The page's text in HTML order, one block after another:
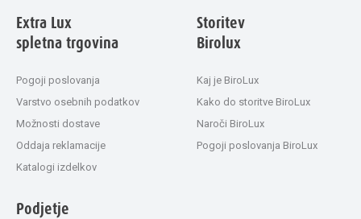
Extra Lux
spletna trgovina
Pogoji poslovanja
Varstvo osebnih podatkov
Možnosti dostave
Oddaja reklamacije
Katalogi izdelkov
Storitev
Birolux
Kaj je BiroLux
Kako do storitve BiroLux
Naroči BiroLux
Pogoji poslovanja BiroLux
Podjetje